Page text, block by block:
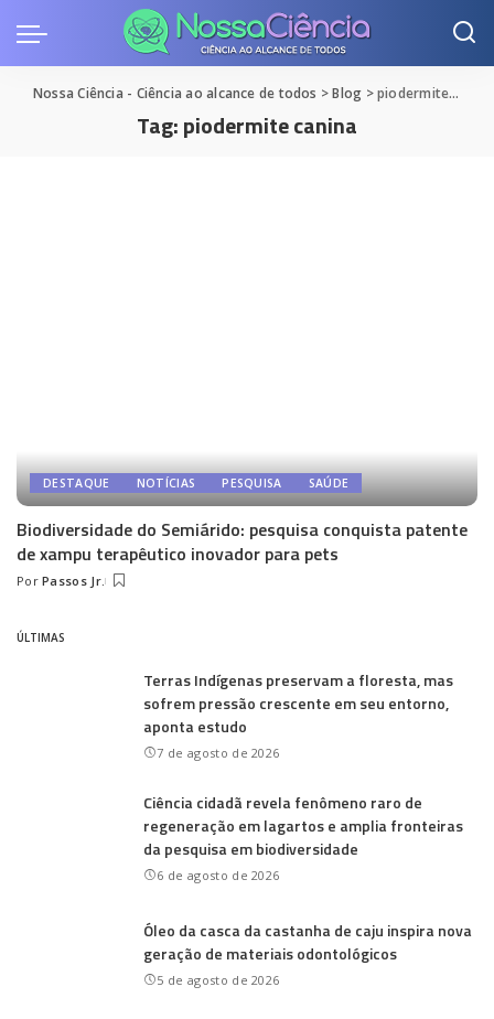
Nossa Ciência - Ciência ao alcance de todos >Blog >piodermite canina
Tag:piodermite canina
DESTAQUE NOTÍCIAS PESQUISA SAÚDE
Biodiversidade do Semiárido: pesquisa conquista patente
de xampu terapêutico inovador para pets
Posted
Por Passos Jr.
ÚLTIMAS
Terras Indígenas preservam a floresta, mas
sofrem pressão crescente em seu entorno,
aponta estudo
7 de agosto de 2026
Ciência cidadã revela fenômeno raro de
regeneração em lagartos e amplia fronteiras
da pesquisa em biodiversidade
6 de agosto de 2026
Óleo da casca da castanha de caju inspira nova
geração de materiais odontológicos
5 de agosto de 2026